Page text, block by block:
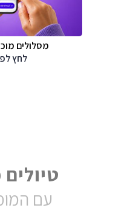
מסלולים מוכנים
לחץ
עם